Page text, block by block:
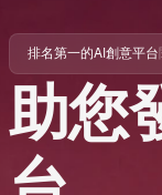
排名第一的AI創意平台
助您